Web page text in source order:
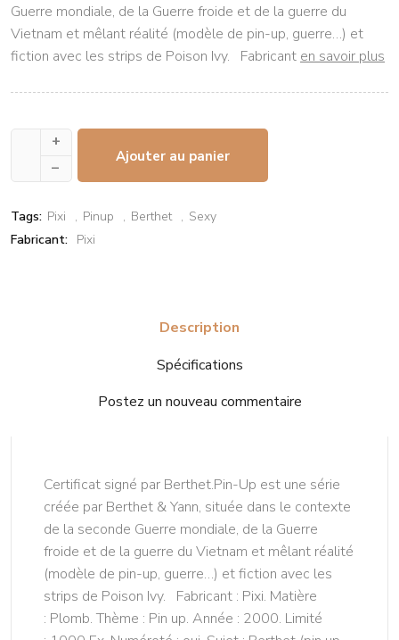
Guerre mondiale, de la Guerre froide et de la guerre du
Vietnam et mêlant réalité (modèle de pin-up, guerre…) et
fiction avec les strips de Poison Ivy. Fabricant en savoir plus
+
–
Ajouter au panier
Tags: Pixi Pinup Berthet
Sexy
Fabricant: Pixi
Description
Spécifications
Postez un nouveau commentaire
Certificat signé par Berthet.Pin-Up est une série
créée par Berthet & Yann, située dans le contexte
de la seconde Guerre mondiale, de la Guerre
froide et de la guerre du Vietnam et mêlant réalité
(modèle de pin-up, guerre…) et fiction avec les
strips de Poison Ivy. Fabricant : Pixi. Matière
: Plomb. Thème : Pin up. Année : 2000. Limité